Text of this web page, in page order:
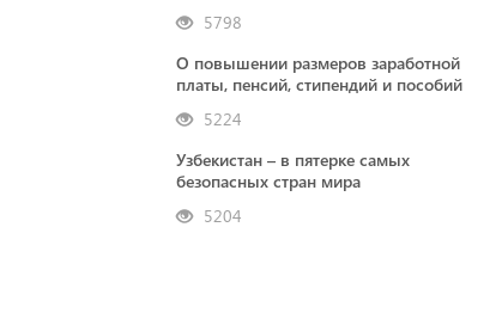
5798
О повышении размеров заработной
платы, пенсий, стипендий и пособий
5224
Узбекистан – в пятерке самых
безопасных стран мира
5204